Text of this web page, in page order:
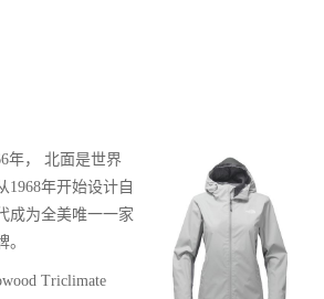
年， 北面是世界
1968年开始设计自
成为全美唯一一家
Triclimate